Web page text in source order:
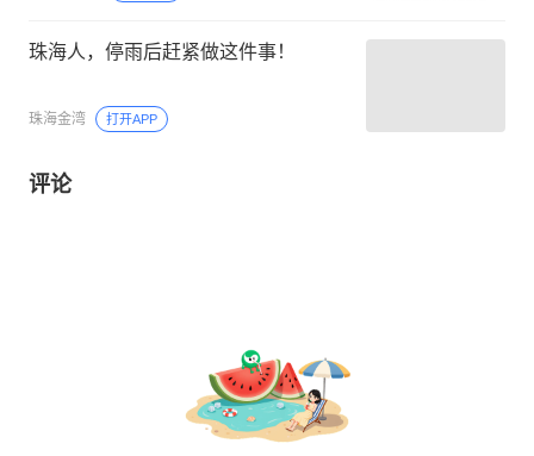
珠海人，停雨后赶紧做这件事！
珠海金湾 打开APP
评论